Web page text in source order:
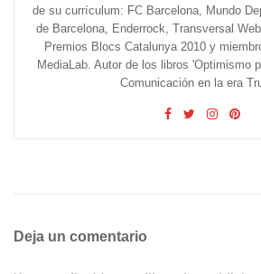
de su currículum: FC Barcelona, Mundo
de Barcelona, Enderrock, Transversal
Premios Blocs Catalunya 2010 y
MediaLab. Autor de los libros 'Optimismo
Comunicación en la era
Deja un comentario